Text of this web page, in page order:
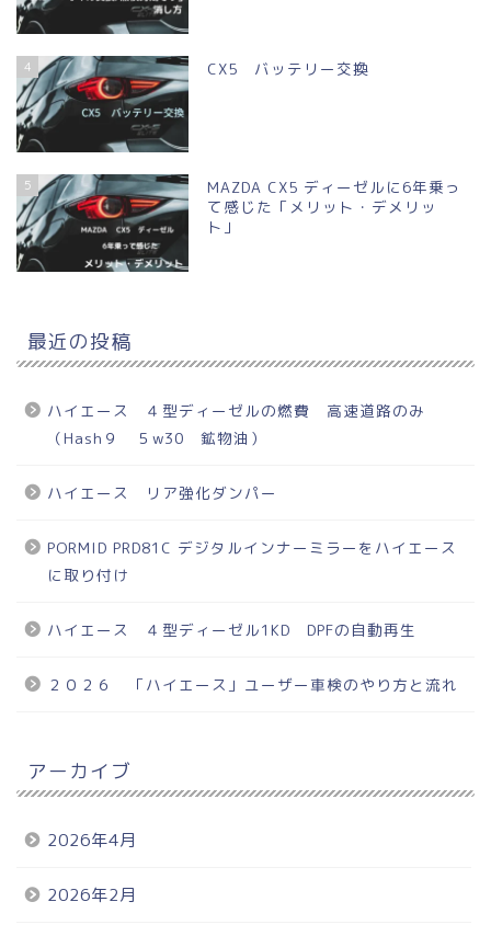
4 CX5 バッテリー交換
5
MAZDA CX5 ディーゼルに6年乗っ
て感じた「メリット・デメリッ
ト」
最近の投稿
ハイエース ４型ディーゼルの燃費 高速道路のみ
（Hash９ ５w30 鉱物油）
ハイエース リア強化ダンパー
PORMID PRD81C デジタルインナーミラーをハイエース
に取り付け
ハイエース ４型ディーゼル1KD DPFの自動再生
２０２６ 「ハイエース」ユーザー車検のやり方と流れ
アーカイブ
2026年4月
2026年2月